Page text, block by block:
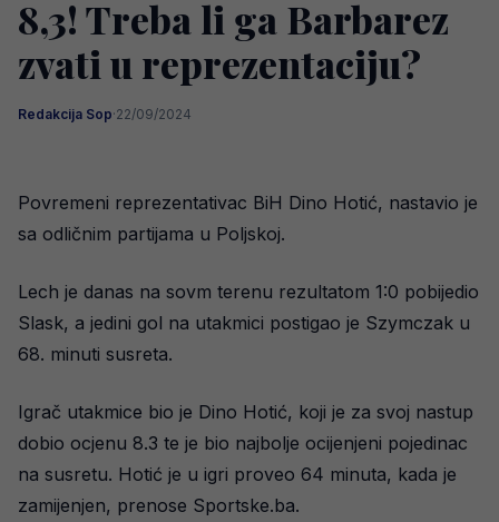
8,3! Treba li ga Barbarez
zvati u reprezentaciju?
Redakcija Sop·22/09/2024
Povremeni reprezentativac BiH Dino Hotić, nastavio je
sa odličnim partijama u Poljskoj.
Lech je danas na sovm terenu rezultatom 1:0 pobijedio
Slask, a jedini gol na utakmici postigao je Szymczak u
68. minuti susreta.
Igrač utakmice bio je Dino Hotić, koji je za svoj nastup
dobio ocjenu 8.3 te je bio najbolje ocijenjeni pojedinac
na susretu. Hotić je u igri proveo 64 minuta, kada je
zamijenjen, prenose Sportske.ba.